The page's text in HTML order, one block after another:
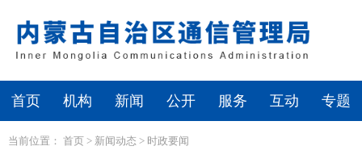
首页 机构 新闻 公开 服务 互动 专题
当前位置： 首页 > 新闻动态 > 时政要闻